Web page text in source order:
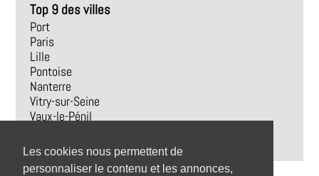
Les cookies nous permettent de
personnaliser le contenu et les annonces,
Top 9 des villes
Port
Paris
Lille
Pontoise
Nanterre
Vitry-sur-Seine
Vaux-le-Pénil
Arras